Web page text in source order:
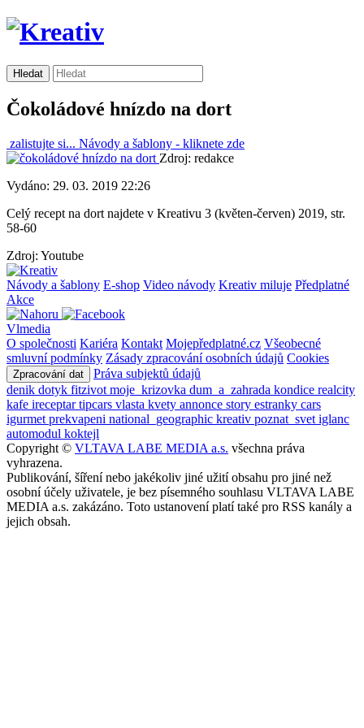
Čokoládové hnízdo na dort
zalistujte si... Návody a šablony - kliknete zde
Zdroj: redakce
Vydáno: 29. 03. 2019 22:26
Celý recept na dort najdete v Kreativu 3 (květen-červen) 2019, str.
58-60
Zdroj: Youtube
Návody a šablony E-shop Video návody Kreativ miluje Předplatné
Akce
Vlmedia
O společnosti Kariéra Kontakt Mojepředplatné.cz Všeobecné
smluvní podmínky Zásady zpracování osobních údajů Cookies
Zpracování dat
Práva subjektů údajů
denik dotyk fitzivot moje_krizovka dum_a_zahrada kondice realcity
kafe ireceptartipcars vlasta kvety annonce story estranky cars
igurmet prekvapeni national_geographic kreativ poznat_svet iglanc
automodul koktejl
Copyright © VLTAVA LABE MEDIA a.s. všechna práva
vyhrazena.
Publikování, šíření nebo jakékoliv jiné užití obsahu pro jiné než
osobní účely uživatele, je bez písemného souhlasu VLTAVA LABE
MEDIA a.s. zakázáno. Toto ustanovení platí také pro RSS kanály a
jejich obsah.